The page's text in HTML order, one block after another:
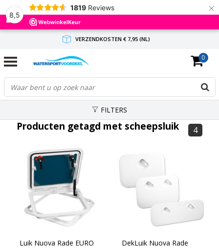
8,5
1819 Reviews ×
VERZENDKOSTEN € 7,95 (NL)
GRATIS VERZENDING(NL) VANAF € 65,-
BINNEN 1-3 WERKDAGEN ANTWOORD
0
FILTERS
Producten getagd met scheepsluik 4
Luik Nuova Rade EURO
DekLuik Nuova Rade